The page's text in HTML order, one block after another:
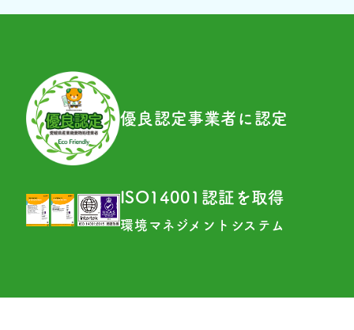
優良認定事業者に認定
ISO14001認証を取得
環境マネジメントシステム